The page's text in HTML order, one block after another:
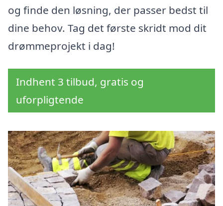
og finde den løsning, der passer bedst til
dine behov. Tag det første skridt mod dit
drømmeprojekt i dag!
Indhent 3 tilbud, gratis og
uforpligtende